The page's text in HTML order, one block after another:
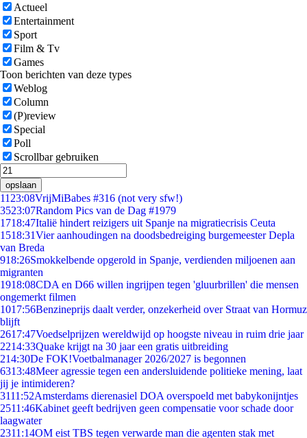
Actueel
Entertainment
Sport
Film & Tv
Games
Toon berichten van deze types
Weblog
Column
(P)review
Special
Poll
Scrollbar gebruiken
opslaan
11 23:08VrijMiBabes #316 (not very sfw!)
3523:07Random Pics van de Dag #1979
1718:47Italië hindert reizigers uit Spanje na migratiecrisis Ceuta
1518:31Vier aanhoudingen na doodsbedreiging burgemeester Depla
van Breda
918:26Smokkelbende opgerold in Spanje, verdienden miljoenen aan
migranten
1918:08CDA en D66 willen ingrijpen tegen 'gluurbrillen' die mensen
ongemerkt filmen
1017:56Benzineprijs daalt verder, onzekerheid over Straat van Hormuz
blijft
2617:47Voedselprijzen wereldwijd op hoogste niveau in ruim drie jaar
2214:33Quake krijgt na 30 jaar een gratis uitbreiding
214:30De FOK!Voetbalmanager 2026/2027 is begonnen
6313:48Meer agressie tegen een andersluidende politieke mening, laat
jij je intimideren?
3111:52Amsterdams dierenasiel DOA overspoeld met babykonijntjes
2511:46Kabinet geeft bedrijven geen compensatie voor schade door
laagwater
2311:14OM eist TBS tegen verwarde man die agenten stak met